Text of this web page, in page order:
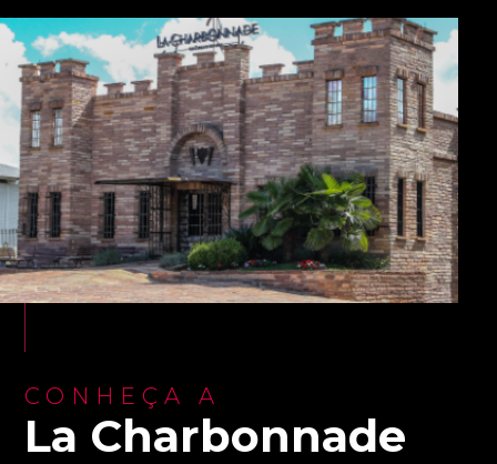
CONHEÇA A
La Charbonnade